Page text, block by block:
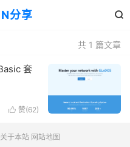
分享 
共 1 篇文章
套
 赞(62)
关于本站 网站地图